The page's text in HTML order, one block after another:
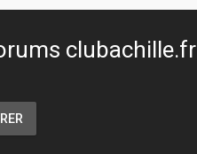
clubachille.fr